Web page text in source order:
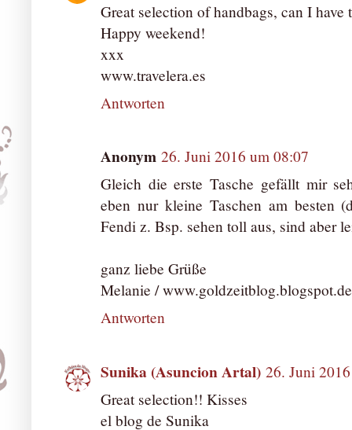
Great selection of handbags, can I have
Happy weekend!
xxx
www.travelera.es
Antworten
Anonym 26. Juni 2016 um 08:07
Gleich die erste Tasche gefällt mir
eben nur kleine Taschen am besten
Fendi z. Bsp. sehen toll aus, sind aber
ganz liebe Grüße
Melanie / www.goldzeitblog.blogspot.de
Antworten
Sunika (Asuncion Artal) 26. Juni
Great selection!! Kisses
el blog de Sunika